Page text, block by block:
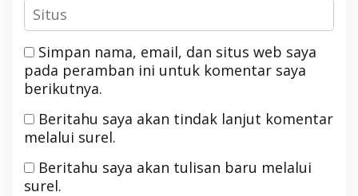
Simpan nama, email, dan situs web saya
pada peramban ini untuk komentar saya
berikutnya.
Beritahu saya akan tindak lanjut komentar
melalui surel.
Beritahu saya akan tulisan baru melalui
surel.